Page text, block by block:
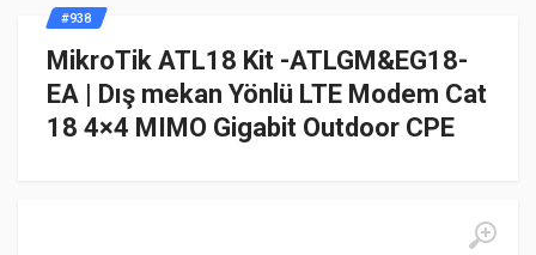
MikroTik ATL18 Kit -ATLGM&EG18-
EA | Dış mekan Yönlü LTE Modem Cat
18 4×4 MIMO Gigabit Outdoor CPE
#938